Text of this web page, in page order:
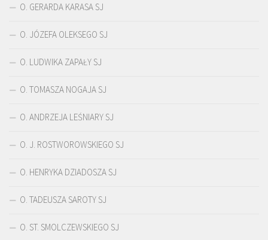
O. GERARDA KARASA SJ
O. JÓZEFA OLEKSEGO SJ
O. LUDWIKA ZAPAŁY SJ
O. TOMASZA NOGAJA SJ
O. ANDRZEJA LEŚNIARY SJ
O. J. ROSTWOROWSKIEGO SJ
O. HENRYKA DZIADOSZA SJ
O. TADEUSZA SAROTY SJ
O. ST. SMOLCZEWSKIEGO SJ